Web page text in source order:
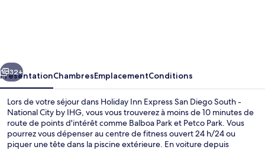
Diego
South
National
City
Suivant
32+
PrésentationChambresEmplacementConditions
Lors de votre séjour dans Holiday Inn Express San Diego South -
National City by IHG, vous vous trouverez à moins de 10 minutes de
route de points d'intérêt comme Balboa Park et Petco Park. Vous
pourrez vous dépenser au centre de fitness ouvert 24 h/24 ou
piquer une tête dans la piscine extérieure. En voiture depuis